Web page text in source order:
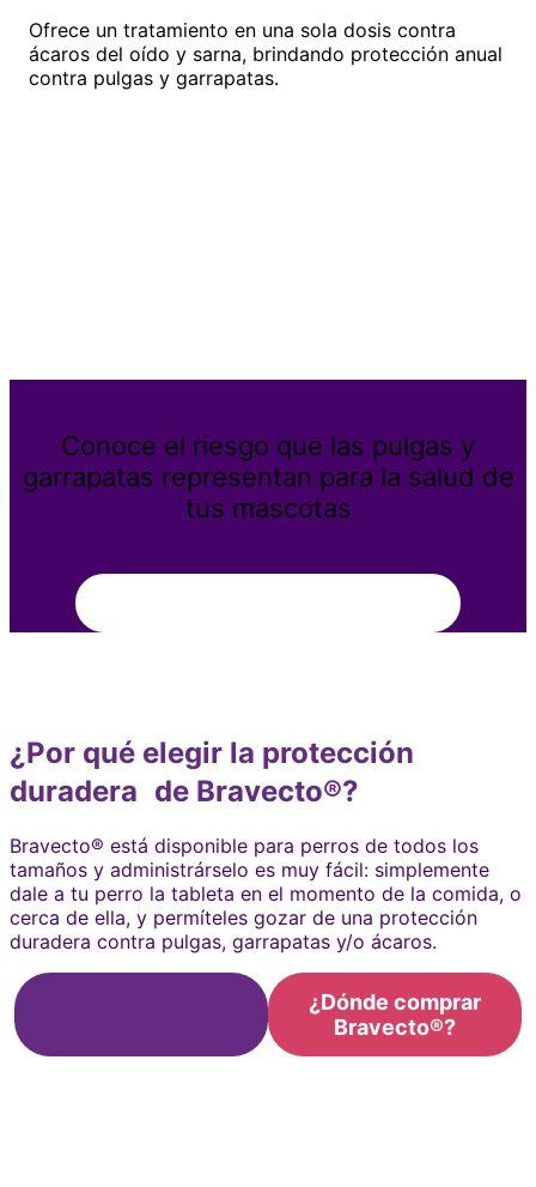
Ofrece un tratamiento en una sola dosis contra
ácaros del oído y sarna, brindando protección anual
contra pulgas y garrapatas.
Conoce el riesgo que las pulgas y
garrapatas representan para la salud de
tus mascotas
¿Por qué elegir la protección
duradera de Bravecto®?
Bravecto® está disponible para perros de todos los
tamaños y administrárselo es muy fácil: simplemente
dale a tu perro la tableta en el momento de la comida, o
cerca de ella, y permíteles gozar de una protección
duradera contra pulgas, garrapatas y/o ácaros.
¿Dónde comprar
Bravecto®?